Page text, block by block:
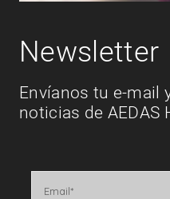
Newsletter
Envíanos tu e-mail
noticias de AEDAS